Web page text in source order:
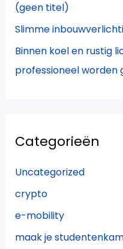
(geen titel)
Slimme
Binnen koel en rustig
professioneel worden
Categorieën
Uncategorized
crypto
e-mobility
maak je